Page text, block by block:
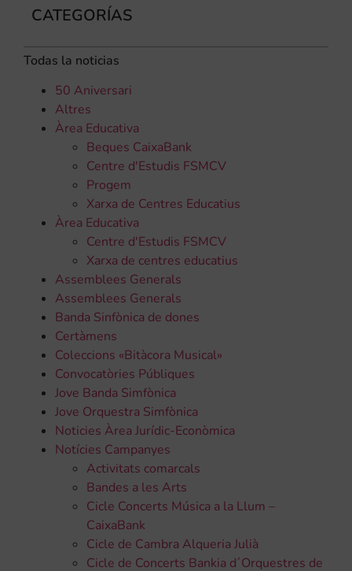
CATEGORÍAS
Todas la noticias
50 Aniversari
Altres
Àrea Educativa
Beques CaixaBank
Centre d'Estudis FSMCV
Progem
Xarxa de Centres Educatius
Àrea Educativa
Centre d'Estudis FSMCV
Xarxa de centres educatius
Assemblees Generals
Assemblees Generals
Banda Sinfònica de dones
Certàmens
Coleccions «Bitàcora Musical»
Convocatòries Públiques
Jove Banda Simfònica
Jove Orquestra Simfònica
Noticies Àrea Jurídic-Econòmica
Notícies Campanyes
Activitats comarcals
Bandes a les Arts
Cicle Concerts Música a la Llum –
CaixaBank
Cicle de Cambra Alqueria Julià
Cicle de Concerts Bankia d´Orquestres de